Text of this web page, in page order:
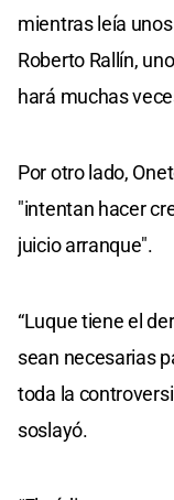
mientras leía
Roberto Rallín,
hará muchas
Por otro lado,
"intentan hacer
juicio arranque".
“Luque tiene el
sean necesarias
toda la
soslayó.